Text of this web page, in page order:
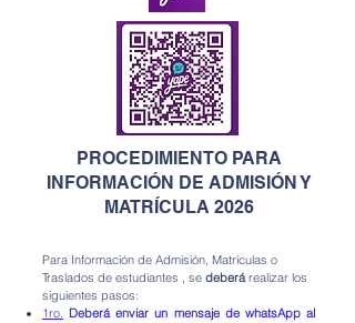
PROCEDIMIENTO PARA
INFORMACIÓN DE ADMISIÓN Y
MATRÍCULA 2026
Para Información de Admisión, Matrículas o
Traslados de estudiantes , se deberárealizar los
siguientes pasos:
1ro. Deberá enviar un mensaje de whatsApp al